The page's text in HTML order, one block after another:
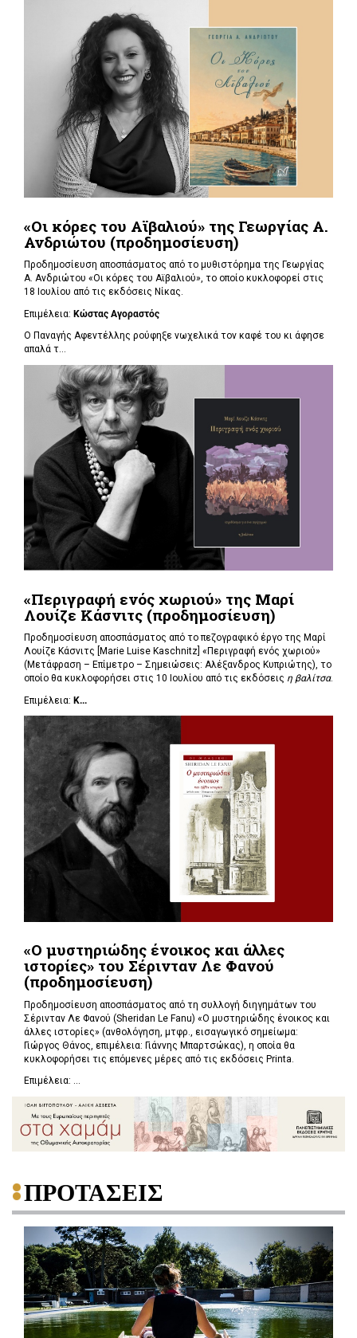
«Οι κόρες του Αϊβαλιού» της Γεωργίας Α.
Ανδριώτου (προδημοσίευση)
Προδημοσίευση αποσπάσματος από το μυθιστόρημα της Γεωργίας
Α. Ανδριώτου «Οι κόρες του Αϊβαλιού», το οποίο κυκλοφορεί στις
18 Ιουλίου από τις εκδόσεις Νίκας.
Επιμέλεια: Κώστας Αγοραστός
Ο Παναγής Αφεντέλλης ρούφηξε νωχελικά τον καφέ του κι άφησε
απαλά τ...
«Περιγραφή ενός χωριού» της Μαρί
Λουίζε Κάσνιτς (προδημοσίευση)
Προδημοσίευση αποσπάσματος από το πεζογραφικό έργο της Μαρί
Λουίζε Κάσνιτς [Marie Luise Kaschnitz] «Περιγραφή ενός χωριού»
(Μετάφραση – Επίμετρο – Σημειώσεις: Αλέξανδρος Κυπριώτης), το
οποίο θα κυκλοφορήσει στις 10 Ιουλίου από τις εκδόσεις η βαλίτσα.
Επιμέλεια: Κ...
«Ο μυστηριώδης ένοικος και άλλες
ιστορίες» του Σέρινταν Λε Φανού
(προδημοσίευση)
Προδημοσίευση αποσπάσματος από τη συλλογή διηγημάτων του
Σέρινταν Λε Φανού (Sheridan Le Fanu) «Ο μυστηριώδης ένοικος και
άλλες ιστορίες» (ανθολόγηση, μτφρ., εισαγωγικό σημείωμα:
Γιώργος Θάνος, επιμέλεια: Γιάννης Μπαρτσώκας), η οποία θα
κυκλοφορήσει τις επόμενες μέρες από τις εκδόσεις Printa.
Επιμέλεια: ...
ΠΡΟΤΑΣΕΙΣ